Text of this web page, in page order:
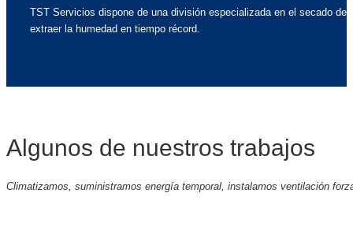
TST Servicios dispone de una división especializada en el secado
extraer la humedad en tiempo récord.
Algunos de nuestros trabajos
Climatizamos, suministramos energía temporal, instalamos ventilación